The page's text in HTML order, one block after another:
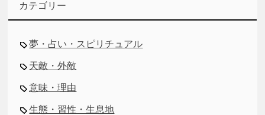
カテゴリー
夢・占い・スピリチュアル
天敵・外敵
意味・理由
生態・習性・生息地